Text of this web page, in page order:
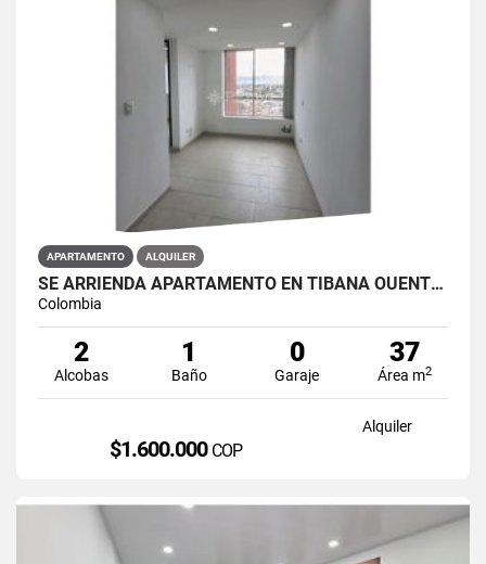
APARTAMENTO ALQUILER
SE ARRIENDA APARTAMENTO EN TIBANA OUENTE ARANDA CONJUNTO OPORTO
Colombia
2
Alcobas
1
Baño
0
Garaje
37
Área m2
Alquiler
$1.600.000 COP